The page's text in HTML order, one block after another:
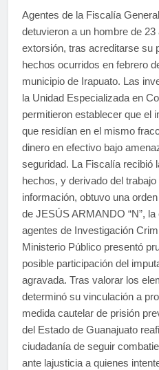
Agentes de la Fiscalía
detuvieron a un hombre de
extorsión, tras acreditarse su
hechos ocurridos en febrero
municipio de Irapuato. Las
la Unidad Especializada en
permitieron establecer que el
que residían en el mismo
dinero en efectivo bajo
seguridad. La Fiscalía recibió
hechos, y derivado del
información, obtuvo una
de JESÚS ARMANDO “N”,
agentes de Investigación
Ministerio Público presentó
posible participación del
agravada. Tras valorar los
determinó su vinculación a
medida cautelar de prisión
del Estado de Guanajuato
ciudadanía de seguir
ante lajusticia a quienes